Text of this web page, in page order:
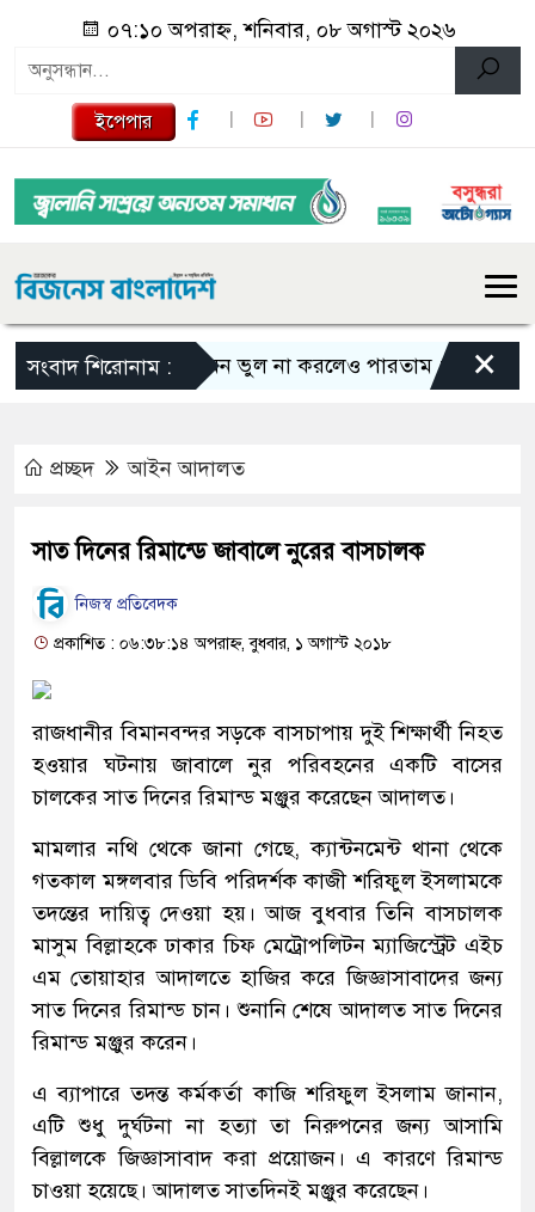
০৭:১০ অপরাহ্ন, শনিবার, ০৮ অগাস্ট ২০২৬
ইপেপার
সংবাদ শিরোনাম :এমন ভুল না করলেও পারতাম : শাকিব খান
×
প্রচ্ছদ আইন আদালত
সাত দিনের রিমান্ডে জাবালে নুরের বাসচালক
নিজস্ব প্রতিবেদক
প্রকাশিত : ০৬:৩৮:১৪ অপরাহ্ন, বুধবার, ১ অগাস্ট ২০১৮
রাজধানীর বিমানবন্দর সড়কে বাসচাপায় দুই শিক্ষার্থী নিহত
হওয়ার ঘটনায় জাবালে নুর পরিবহনের একটি বাসের
চালকের সাত দিনের রিমান্ড মঞ্জুর করেছেন আদালত।
মামলার নথি থেকে জানা গেছে, ক্যান্টনমেন্ট থানা থেকে
গতকাল মঙ্গলবার ডিবি পরিদর্শক কাজী শরিফুল ইসলামকে
তদন্তের দায়িত্ব দেওয়া হয়। আজ বুধবার তিনি বাসচালক
মাসুম বিল্লাহকে ঢাকার চিফ মেট্রোপলিটন ম্যাজিস্ট্রেট এইচ
এম তোয়াহার আদালতে হাজির করে জিজ্ঞাসাবাদের জন্য
সাত দিনের রিমান্ড চান। শুনানি শেষে আদালত সাত দিনের
রিমান্ড মঞ্জুর করেন।
এ ব্যাপারে তদন্ত কর্মকর্তা কাজি শরিফুল ইসলাম জানান,
এটি শুধু দুর্ঘটনা না হত্যা তা নিরুপনের জন্য আসামি
বিল্লালকে জিজ্ঞাসাবাদ করা প্রয়োজন। এ কারণে রিমান্ড
চাওয়া হয়েছে। আদালত সাতদিনই মঞ্জুর করেছেন।